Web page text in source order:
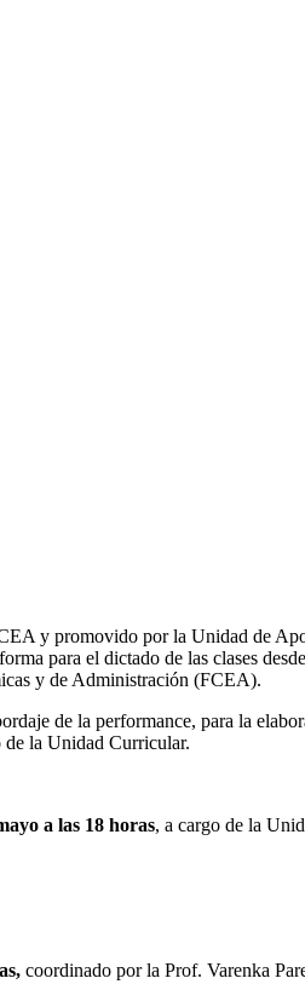
y promovido por la Unidad de
para el dictado de las clases
y de Administración (FCEA).
de la performance, para la
de la Unidad Curricular.
a las 18 horas, a cargo de la
coordinado por la Prof. Varenka